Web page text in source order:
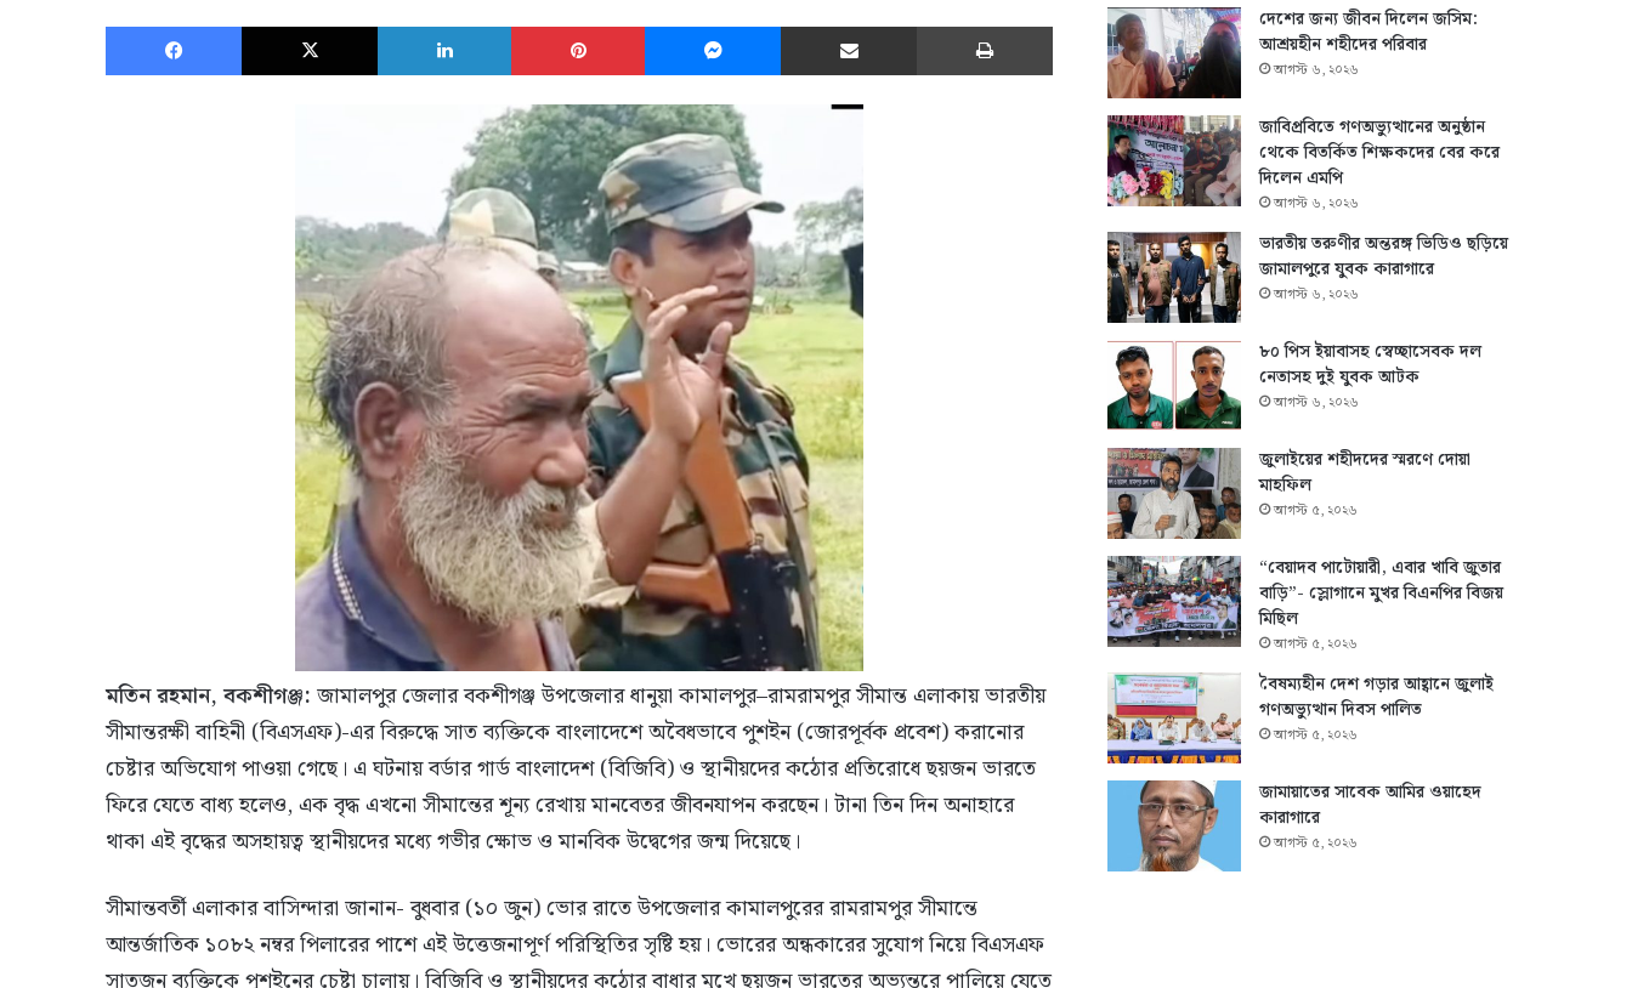
Facebook X LinkedIn Pinterest Messenger Share via Email Print
মতিন রহমান, বকশীগঞ্জ: জামালপুর জেলার বকশীগঞ্জ উপজেলার ধানুয়া কামালপুর–রামরামপুর সীমান্ত এলাকায় ভারতীয়
সীমান্তরক্ষী বাহিনী (বিএসএফ)-এর বিরুদ্ধে সাত ব্যক্তিকে বাংলাদেশে অবৈধভাবে পুশইন (জোরপূর্বক প্রবেশ) করানোর
চেষ্টার অভিযোগ পাওয়া গেছে। এ ঘটনায় বর্ডার গার্ড বাংলাদেশ (বিজিবি) ও স্থানীয়দের কঠোর প্রতিরোধে ছয়জন ভারতে
ফিরে যেতে বাধ্য হলেও, এক বৃদ্ধ এখনো সীমান্তের শূন্য রেখায় মানবেতর জীবনযাপন করছেন। টানা তিন দিন অনাহারে
থাকা এই বৃদ্ধের অসহায়ত্ব স্থানীয়দের মধ্যে গভীর ক্ষোভ ও মানবিক উদ্বেগের জন্ম দিয়েছে।
সীমান্তবর্তী এলাকার বাসিন্দারা জানান- বুধবার (১০ জুন) ভোর রাতে উপজেলার কামালপুরের রামরামপুর সীমান্তে
আন্তর্জাতিক ১০৮২ নম্বর পিলারের পাশে এই উত্তেজনাপূর্ণ পরিস্থিতির সৃষ্টি হয়। ভোরের অন্ধকারের সুযোগ নিয়ে বিএসএফ
দেশের জন্য জীবন দিলেন জসিম:
আশ্রয়হীন শহীদের পরিবার
আগস্ট ৬, ২০২৬
জাবিপ্রবিতে গণঅভ্যুত্থানের অনুষ্ঠান
থেকে বিতর্কিত শিক্ষকদের বের করে
দিলেন এমপি
আগস্ট ৬, ২০২৬
ভারতীয় তরুণীর অন্তরঙ্গ ভিডিও ছড়িয়ে
জামালপুরে যুবক কারাগারে
আগস্ট ৬, ২০২৬
৮০ পিস ইয়াবাসহ স্বেচ্ছাসেবক দল
নেতাসহ দুই যুবক আটক
আগস্ট ৬, ২০২৬
জুলাইয়ের শহীদদের স্মরণে দোয়া
মাহফিল
আগস্ট ৫, ২০২৬
“বেয়াদব পাটোয়ারী, এবার খাবি জুতার
বাড়ি”- স্লোগানে মুখর বিএনপির বিজয়
মিছিল
আগস্ট ৫, ২০২৬
বৈষম্যহীন দেশ গড়ার আহ্বানে জুলাই
গণঅভ্যুত্থান দিবস পালিত
আগস্ট ৫, ২০২৬
জামায়াতের সাবেক আমির ওয়াহেদ
কারাগারে
আগস্ট ৫, ২০২৬